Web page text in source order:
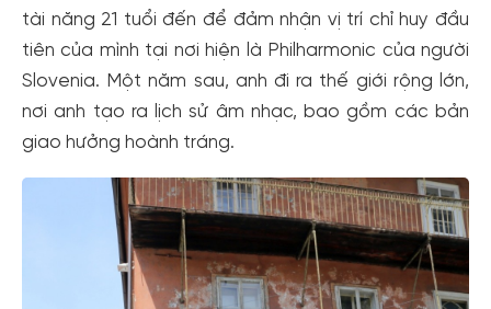
tài năng 21 tuổi đến để đảm nhận vị trí chỉ huy đầu
tiên của mình tại nơi hiện là Philharmonic của người
Slovenia. Một năm sau, anh đi ra thế giới rộng lớn,
nơi anh tạo ra lịch sử âm nhạc, bao gồm các bản
giao hưởng hoành tráng.
Tạo tài khoản nhanh - nhận nhiều ưu